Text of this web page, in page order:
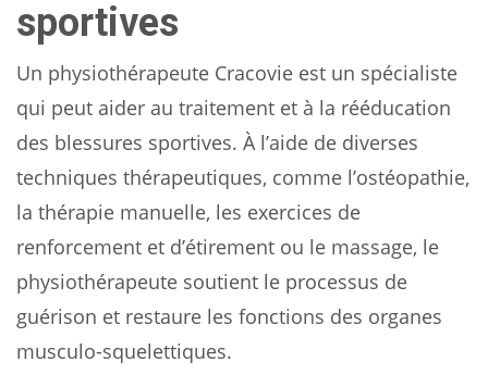
sportives
Un physiothérapeute Cracovie est un spécialiste
qui peut aider au traitement et à la rééducation
des blessures sportives. À l’aide de diverses
techniques thérapeutiques, comme l’ostéopathie,
la thérapie manuelle, les exercices de
renforcement et d’étirement ou le massage, le
physiothérapeute soutient le processus de
guérison et restaure les fonctions des organes
musculo-squelettiques.